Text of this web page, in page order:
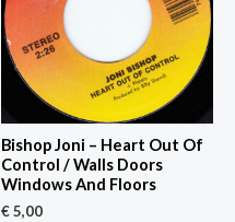
Bishop Joni – Heart Out Of
Control / Walls Doors
Windows And Floors
€5,00